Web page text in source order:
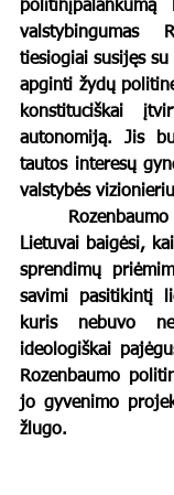
politinįpalankumą
valstybingumas
tiesiogiai susijęs
apginti žydų
konstituciškai
autonomiją. Jis
tautos interesų
valstybės
Lietuvai baigėsi,
sprendimų
savimi pasitikintį
kuris nebuvo
ideologiškai
Rozenbaumo
jo gyvenimo
žlugo.